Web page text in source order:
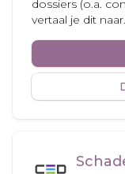
dossiers (o.a.
vertaal je dit